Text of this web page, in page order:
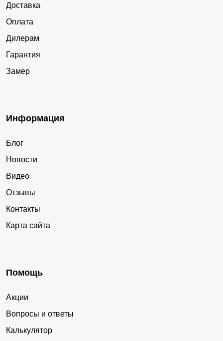
Доставка
Оплата
Дилерам
Гарантия
Замер
Информация
Блог
Новости
Видео
Отзывы
Контакты
Карта сайта
Помощь
Акции
Вопросы и ответы
Калькулятор